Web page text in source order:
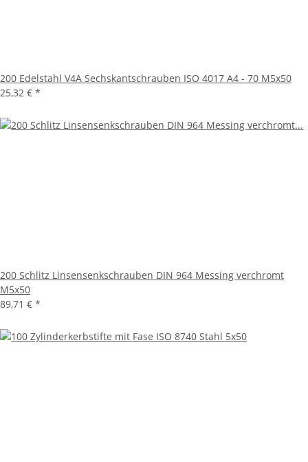
200 Edelstahl V4A Sechskantschrauben ISO 4017 A4 - 70 M5x50
25,32 € *
200 Schlitz Linsensenkschrauben DIN 964 Messing verchromt
M5x50
89,71 € *